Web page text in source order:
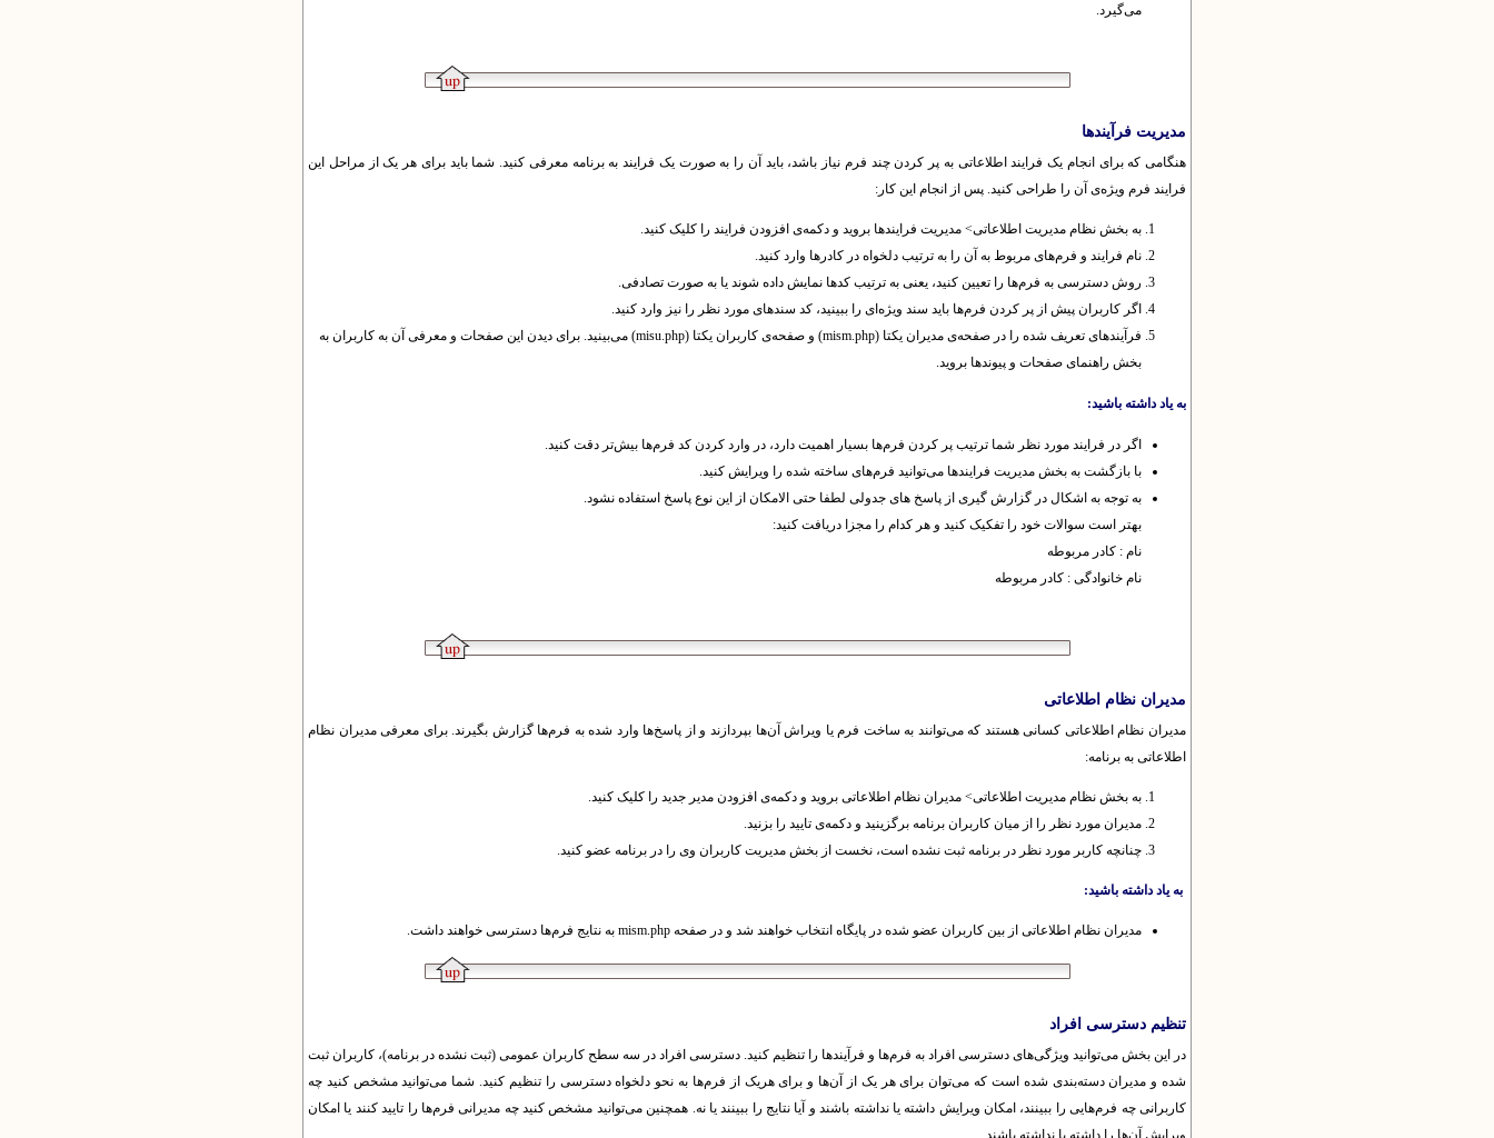
می‌گیرد.
مدیریت فرآیندها
هنگامی که برای انجام یک فرایند اطلاعاتی به پر کردن چند فرم نیاز باشد، باید آن را به صورت یک فرایند به برنامه معرفی کنید. شما باید برای هر یک از مراحل این
فرایند فرم ویژه‌ی آن را طراحی کنید. پس از انجام این کار:
به بخش نظام مدیریت اطلاعاتی> مدیریت فرایندها بروید و دکمه‌ی افزودن فرایند را کلیک کنید.
نام فرایند و فرم‌های مربوط به آن را به ترتیب دلخواه در کادرها وارد کنید.
روش دسترسی به فرم‌ها را تعیین کنید، یعنی به ترتیب کدها نمایش داده شوند یا به صورت تصادفی.
اگر کاربران پیش از پر کردن فرم‌ها باید سند ویژه‌ای را ببینید، کد سندهای مورد نظر را نیز وارد کنید.
فرآیندهای تعریف شده را در صفحه‌‌ی مدیران یکتا (mism.php) و صفحه‌ی کاربران یکتا (misu.php) می‌بینید. برای دیدن این صفحات و معرفی آن به کاربران به
بخش راهنمای صفحات و پیوندها بروید.
به یاد داشته باشید:
اگر در فرایند مورد نظر شما ترتیب پر کردن فرم‌ها بسیار اهمیت دارد، در وارد کردن کد فرم‌ها بیش‌تر دقت کنید.
با بازگشت به بخش مدیریت فرایندها می‌توانید فرم‌های ساخته شده را ویرایش کنید.
به توجه به اشکال در گزارش گیری از پاسخ های جدولی لطفا حتی الامکان از این نوع پاسخ استفاده نشود.
بهتر است سوالات خود را تفکیک کنید و هر کدام را مجزا دریافت کنید:
نام : کادر مربوطه
نام خانوادگی : کادر مربوطه
مدیران نظام اطلاعاتی
مدیران نظام اطلاعاتی کسانی هستند که می‌توانند به ساخت فرم یا ویراش آن‌ها بپردازند و از پاسخ‌ها وارد شده به فرم‌ها گزارش بگیرند. برای معرفی مدیران نظام
اطلاعاتی به برنامه:
به بخش نظام مدیریت اطلاعاتی> مدیران نظام اطلاعاتى بروید و دکمه‌ی افزودن مدیر جدید را کلیک کنید.
مدیران مورد نظر را از میان کاربران برنامه برگزینید و دکمه‌ی تایید را بزنید.
چنانچه کاربر مورد نظر در برنامه ثبت نشده است، نخست از بخش مدیریت کاربران وی را در برنامه عضو کنید.
به یاد داشته باشید:
مدیران نظام اطلاعاتی از بین کاربران عضو شده در پایگاه انتخاب خواهند شد و در صفحه mism.php به نتایج فرم‌ها دسترسی خواهند داشت.
تنظیم دسترسی‌ افراد
در این بخش می‌توانید ویژگی‌های دسترسی افراد به فرم‌ها و فرآیندها را تنظیم کنید. دسترسی افراد در سه سطح کاربران عمومی (ثبت نشده در برنامه)، کاربران ثبت
شده و مدیران دسته‌بندی شده است که می‌توان برای هر یک از آن‌ها و برای هریک از فرم‌ها به نحو دلخواه دسترسی را تنظیم کنید. شما می‌توانید مشخص کنید چه
کاربرانی چه فرم‌هایی را ببینند، امکان ویرایش داشته یا نداشته باشند و آیا نتایج را ببینند یا نه. همچنین می‌توانید مشخص کنید چه مدیرانی فرم‌ها را تایید کنند یا امکان
ویرایش آن‌ها را داشته یا نداشته باشند.